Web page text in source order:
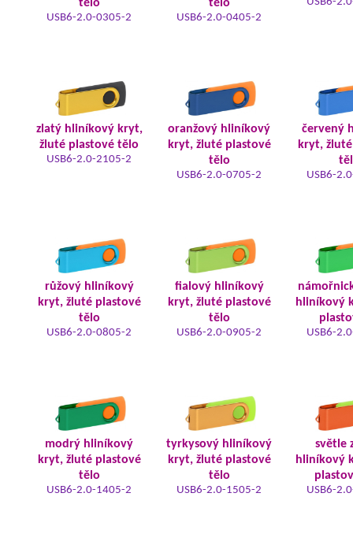
tělo
USB6-2.0-0305-2
tělo
USB6-2.0-0405-2
zlatý hliníkový kryt,
žluté plastové tělo
USB6-2.0-2105-2
oranžový hliníkový
kryt, žluté plastové
tělo
USB6-2.0-0705-2
červený
kryt,
USB6-
růžový hliníkový
kryt, žluté plastové
tělo
USB6-2.0-0805-2
fialový hliníkový
kryt, žluté plastové
tělo
USB6-2.0-0905-2
hliníkový
USB6-
modrý hliníkový
kryt, žluté plastové
tělo
USB6-2.0-1405-2
tyrkysový hliníkový
kryt, žluté plastové
tělo
USB6-2.0-1505-2
světle
hliníkový
USB6-